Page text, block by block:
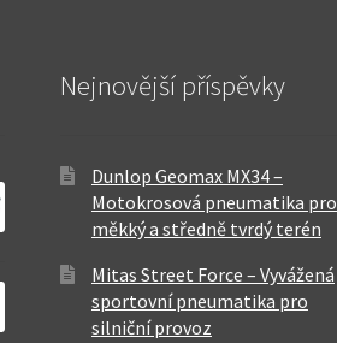
Nejnovější příspěvky
Dunlop Geomax MX34 –
Motokrosová pneumatika pro
měkký a středně tvrdý terén
Mitas Street Force – Vyvážená
sportovní pneumatika pro
silniční provoz